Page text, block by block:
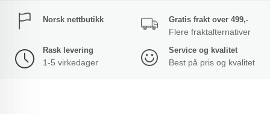
Norsk nettbutikk Gratis frakt over 499,-
Flere fraktalternativer
Rask levering
1-5 virkedager
Service og kvalitet
Best på pris og kvalitet